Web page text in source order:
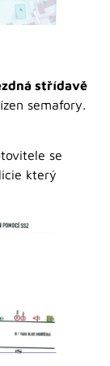
střídavě
semafory.
se
který